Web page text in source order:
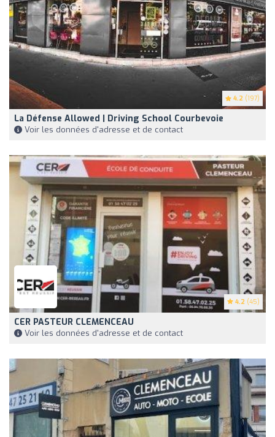
4.2 (197)
La Défense Allowed | Driving School Courbevoie
Voir les données d'adresse et de contact
4.2 (45)
CER PASTEUR CLEMENCEAU
Voir les données d'adresse et de contact